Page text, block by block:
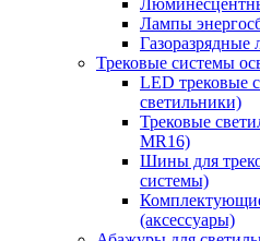
Лампы
Газоразрядные
Трековые системы
LED трековые
светильники)
Трековые
MR16)
Шины для
системы)
(аксессуары)